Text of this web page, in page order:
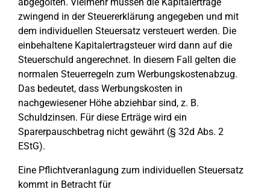
zwingend in der Steuererklärung angegeben und mit
dem individuellen Steuersatz versteuert werden. Die
einbehaltene Kapitalertragsteuer wird dann auf die
Steuerschuld angerechnet. In diesem Fall gelten die
normalen Steuerregeln zum Werbungskostenabzug.
Das bedeutet, dass Werbungskosten in
nachgewiesener Höhe abziehbar sind, z. B.
Schuldzinsen. Für diese Erträge wird ein
Sparerpauschbetrag nicht gewährt (§ 32d Abs. 2
EStG).
Eine Pflichtveranlagung zum individuellen Steuersatz
kommt in Betracht für